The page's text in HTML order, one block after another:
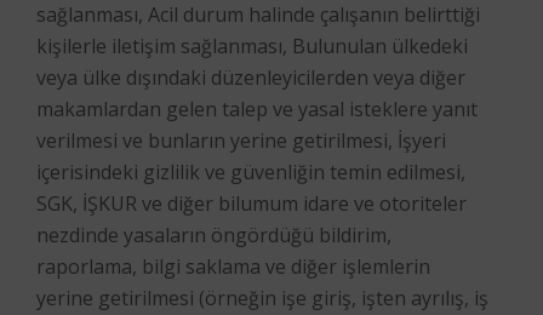
sağlanması, Acil durum halinde çalışanın belirttiği
kişilerle iletişim sağlanması, Bulunulan ülkedeki
veya ülke dışındaki düzenleyicilerden veya diğer
makamlardan gelen talep ve yasal isteklere yanıt
verilmesi ve bunların yerine getirilmesi, İşyeri
içerisindeki gizlilik ve güvenliğin temin edilmesi,
SGK, İŞKUR ve diğer bilumum idare ve otoriteler
nezdinde yasaların öngördüğü bildirim,
raporlama, bilgi saklama ve diğer işlemlerin
yerine getirilmesi (örneğin işe giriş, işten ayrılış, iş